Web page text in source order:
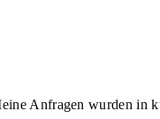
Anfragen wurden in